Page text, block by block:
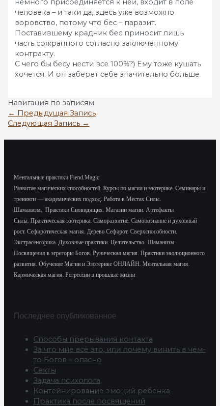
немного присоединяется к ней, входит в поле
человека – и таки да, здесь уже возможно
воровство, потому что бес – паразит.
Поставившему крадник бес приносит лишь
часть сожранного согласно заключенному
контракту.
С чего бы бесу нести все 100%?) Ему тоже кушать
хочется. И он заберет себе значительно больше.
Навигация по записям
← Предыдущая Запись
Следующая Запись →
Ментальные практики Fiend.Magic
Развитие магических способностей. Курсы по магии и эзотерике. Семинары и
тренинги — академических подход. Работа в Местах Силы.
Шаманизм. Практики Сновидящих. Магазин магии. Артефакты
Силы. Практическая эзотерика. Саморазвитие. Самопознание и духовный
рост. Сефиротическая магия. Дерево Сефирот. Сверхспособности.
Экстрасенсорика. Духовные практики. Целительство. Шаманизм.
Посвящения в эгрегоры Богов. Руническая магия. Практики эволюционного
развития. Обучение Магии и Эзотерике ОНЛАЙН. Ментальная магия.
Кармическая магия. Регрессии в прошлые жизни
Последнее опубликованное
Способы прерывания контакта
За что мне всё это, или почему винить в чём-
то Богов – опасно
Секты
Задача психолога
Контейнирование эмоций ребенка
Практика после посвящений